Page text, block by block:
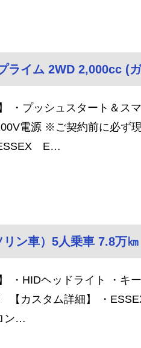
ライム 2WD 2,000cc (
・プッシュスタート＆ス
電源 ※ご契約前に必ず
E…
ン車）5人乗車 7.8万㎞
・HIDヘッドライト ・キ
【カスタム詳細】 ・
ン…